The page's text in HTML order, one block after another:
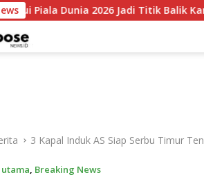
2026 Jadi Titik Balik Karier, Kini Resmi
3 Kapal Induk AS Siap Serbu Timur
, Breaking News